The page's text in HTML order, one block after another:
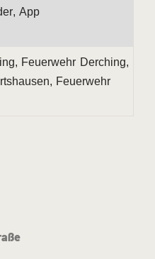
App
Feuerwehr Derching,
Feuerwehr